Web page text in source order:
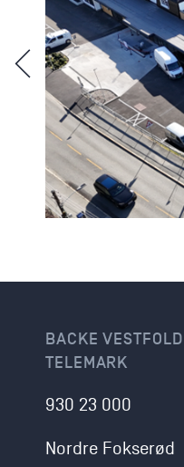
BACKE VESTFOLD
TELEMARK
930 23 000
Nordre Fokserød